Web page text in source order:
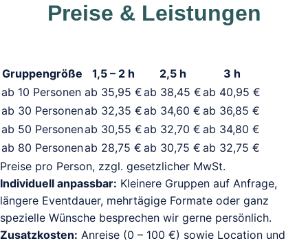
Preise & Leistungen
Gruppengröße 1,5 – 2 h 2,5 h
3 h
ab 10 Personen ab 35,95 €ab 38,45 €ab 40,95 €
ab 30 Personenab 32,35 €ab 34,60 € ab 36,85 €
ab 50 Personenab 30,55 €ab 32,70 € ab 34,80 €
ab 80 Personenab 28,75 € ab 30,75 € ab 32,75 €
Preise pro Person, zzgl. gesetzlicher MwSt.
Individuell anpassbar: Kleinere Gruppen auf Anfrage,
längere Eventdauer, mehrtägige Formate oder ganz
spezielle Wünsche besprechen wir gerne persönlich.
Zusatzkosten: Anreise (0 – 100 €) sowie Location und